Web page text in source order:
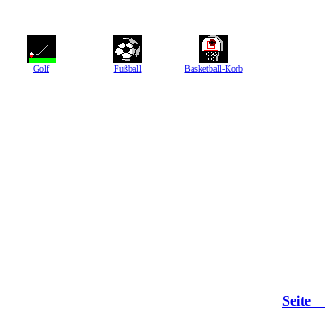
Golf Fußball Basketball-Korb
Seite